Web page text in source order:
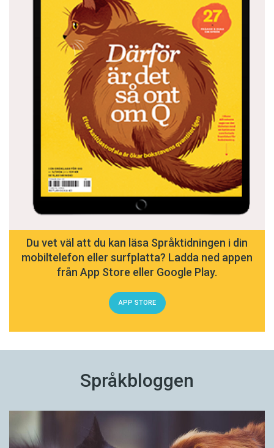
Du vet väl att du kan läsa Språktidningen i din
mobiltelefon eller surfplatta? Ladda ned appen
från App Store eller Google Play.
APP STORE
Språkbloggen